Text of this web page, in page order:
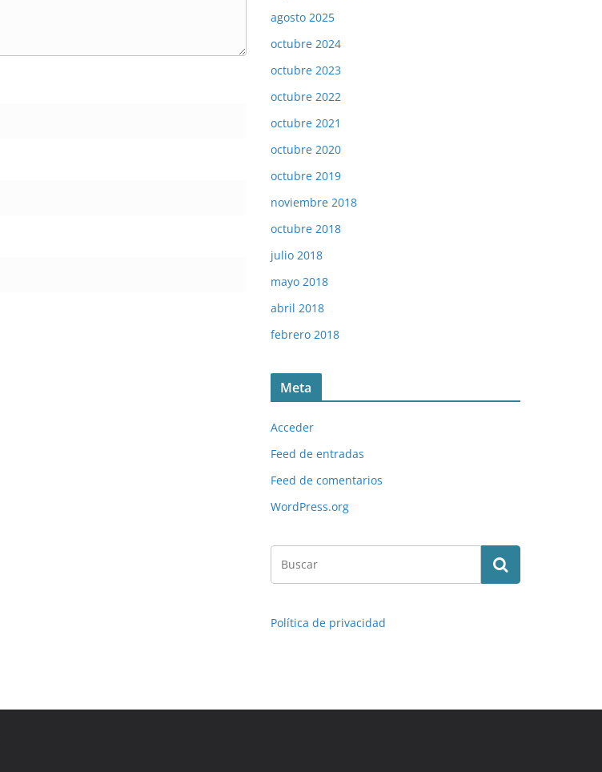
agosto 2025
octubre 2024
octubre 2023
octubre 2022
octubre 2021
octubre 2020
octubre 2019
noviembre 2018
octubre 2018
julio 2018
mayo 2018
abril 2018
febrero 2018
Meta
Acceder
Feed de entradas
Feed de comentarios
WordPress.org
Política de privacidad